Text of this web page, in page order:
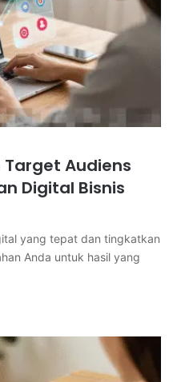
Audiens
Digital Bisnis
yang tepat dan tingkatkan
Anda untuk hasil yang